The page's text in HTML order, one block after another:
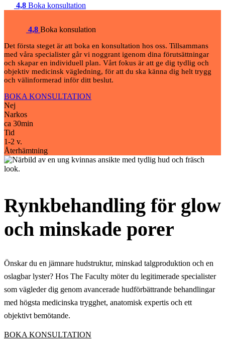
4,8 Boka konsultation
4,8 Boka konsulation
Det första steget är att boka en konsultation hos oss. Tillsammans
med våra specialister går vi noggrant igenom dina förutsättningar
och skapar en individuell plan. Vårt fokus är att ge dig tydlig och
objektiv medicinsk vägledning, för att du ska känna dig helt trygg
och välinformerad inför ditt beslut.
BOKA KONSULTATION
Nej
Narkos
ca 30min
Tid
1-2 v.
Återhämtning
Rynkbehandling för glow
och minskade porer
Önskar du en jämnare hudstruktur, minskad talgproduktion och en
oslagbar lyster? Hos The Faculty möter du legitimerade specialister
som vägleder dig genom avancerade hudförbättrande behandlingar
med högsta medicinska trygghet, anatomisk expertis och ett
objektivt bemötande.
BOKA KONSULTATION